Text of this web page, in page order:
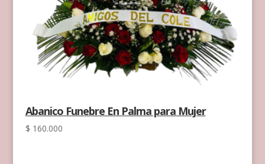
Abanico Funebre En Palma para Mujer
$ 160.000